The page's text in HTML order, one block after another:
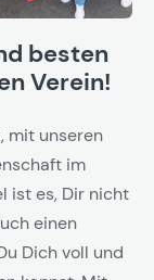
besten
Verein!
mit unseren
im
ist es, Dir nicht
einen
Dich voll und